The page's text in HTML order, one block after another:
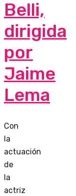
Belli,
dirigida
por
Jaime
Lema
Con
la
actuación
de
la
actriz